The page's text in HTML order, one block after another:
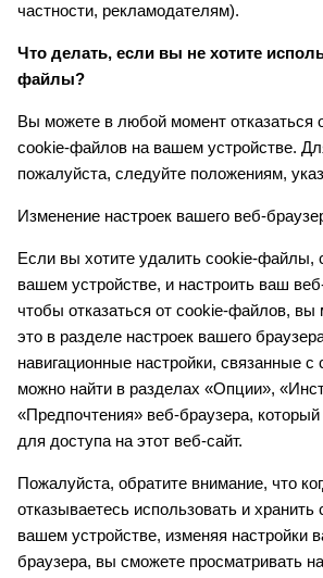
частности, рекламодателям).
Что делать, если вы не хотите
файлы?
Вы можете в любой момент отказаться
cookie-файлов на вашем устройстве.
пожалуйста, следуйте положениям,
Изменение настроек вашего веб-
Если вы хотите удалить cookie-файлы,
вашем устройстве, и настроить ваш
чтобы отказаться от cookie-файлов, вы
это в разделе настроек вашего
навигационные настройки, связанные
можно найти в разделах «Опции»,
«Предпочтения» веб-браузера,
для доступа на этот веб-сайт.
Пожалуйста, обратите внимание, что
отказываетесь использовать и
вашем устройстве, изменяя настройки
браузера, вы сможете просматривать